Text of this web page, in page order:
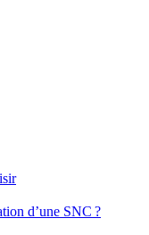
d’une SNC ?